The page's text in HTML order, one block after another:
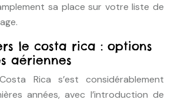
sa place sur votre liste de
le costa rica : options
aériennes
Rica s’est considérablement
années, avec l’introduction de